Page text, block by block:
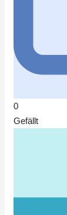
0
Gefällt